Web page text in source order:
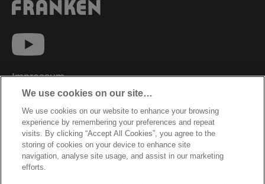
Impressum
Datenschutzhinweise
Datenzugriffsberechtigung
Sicherheitsdatenblätter
Cookie Richtlinie
Rechtliche Hinweise
We use cookies on our site…
We use cookies on our website to enhance your browsing
experience by remembering your preferences and repeat
visits. By clicking “Accept All Cookies”, you agree to the
storing of cookies on your device to enhance site
navigation, analyse site usage, and assist in our marketing
efforts.